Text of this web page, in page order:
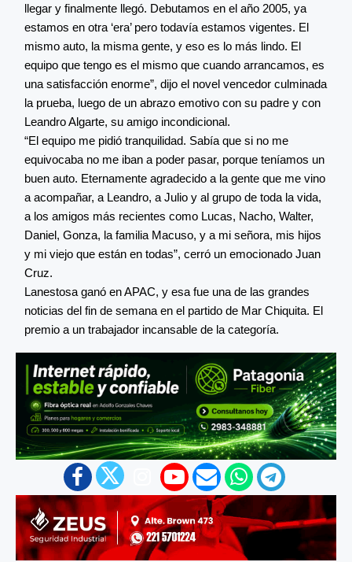
llegar y finalmente llegó. Debutamos en el año 2005, ya
estamos en otra ‘era’ pero todavía estamos vigentes. El
mismo auto, la misma gente, y eso es lo más lindo. El
equipo que tengo es el mismo que cuando arrancamos, es
una satisfacción enorme”, dijo el novel vencedor culminada
la prueba, luego de un abrazo emotivo con su padre y con
Leandro Algarte, su amigo incondicional.
“El equipo me pidió tranquilidad. Sabía que si no me
equivocaba no me iban a poder pasar, porque teníamos un
buen auto. Eternamente agradecido a la gente que me vino
a acompañar, a Leandro, a Julio y al grupo de toda la vida,
a los amigos más recientes como Lucas, Nacho, Walter,
Daniel, Gonza, la familia Macuso, y a mi señora, mis hijos
y mi viejo que están en todas”, cerró un emocionado Juan
Cruz.
Lanestosa ganó en APAC, y esa fue una de las grandes
noticias del fin de semana en el partido de Mar Chiquita. El
premio a un trabajador incansable de la categoría.